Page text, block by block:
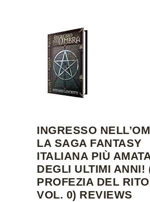
INGRESSO
LA SAGA FANTASY
ITALIANA PIÙ
DEGLI ULTIMI ANNI!
PROFEZIA DEL
VOL. 0) REVIEWS